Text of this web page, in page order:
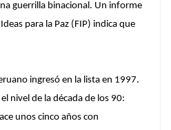
guerrilla binacional. Un informe
para la Paz (FIP) indica que
ingresó en la lista en 1997.
nivel de la década de los 90:
unos cinco años con